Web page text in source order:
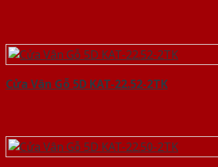
Cửa Vân Gỗ 5D KAT-22.52-2TK